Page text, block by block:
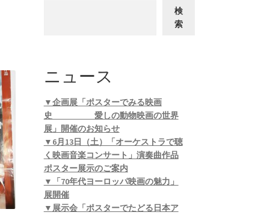
検
索
ニュース
▼企画展「ポスターでみる映画
史 愛しの動物映画の世界
展」開催のお知らせ
▼6月13日（土）「オーケストラで聴
く映画音楽コンサート」演奏曲作品
ポスター展示のご案内
▼「70年代ヨーロッパ映画の魅力」
展開催
▼展示会「ポスターでたどる日本ア